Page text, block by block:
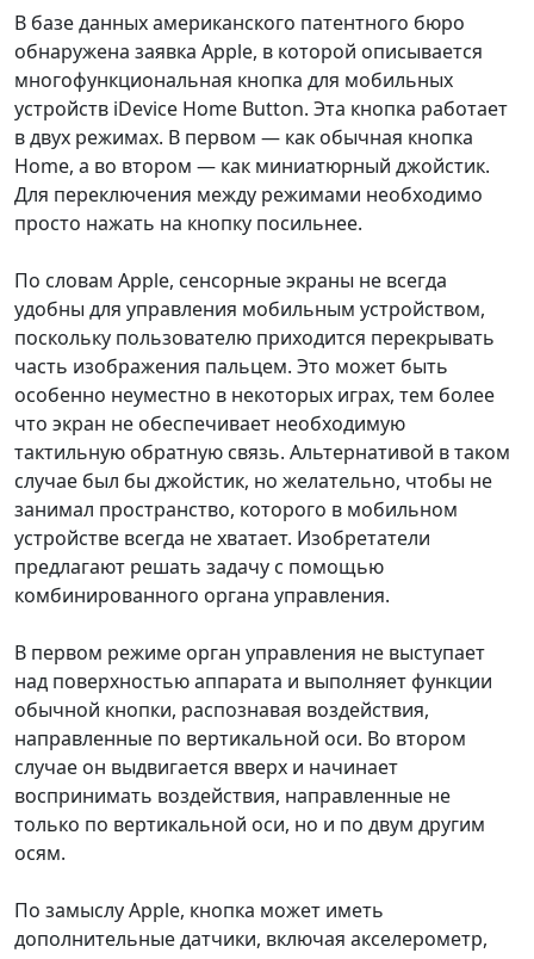
В базе данных американского патентного бюро
обнаружена заявка Apple, в которой описывается
многофункциональная кнопка для мобильных
устройств iDevice Home Button. Эта кнопка работает
в двух режимах. В первом — как обычная кнопка
Home, а во втором — как миниатюрный джойстик.
Для переключения между режимами необходимо
просто нажать на кнопку посильнее.
По словам Apple, сенсорные экраны не всегда
удобны для управления мобильным устройством,
поскольку пользователю приходится перекрывать
часть изображения пальцем. Это может быть
особенно неуместно в некоторых играх, тем более
что экран не обеспечивает необходимую
тактильную обратную связь. Альтернативой в таком
случае был бы джойстик, но желательно, чтобы не
занимал пространство, которого в мобильном
устройстве всегда не хватает. Изобретатели
предлагают решать задачу с помощью
комбинированного органа управления.
В первом режиме орган управления не выступает
над поверхностью аппарата и выполняет функции
обычной кнопки, распознавая воздействия,
направленные по вертикальной оси. Во втором
случае он выдвигается вверх и начинает
воспринимать воздействия, направленные не
только по вертикальной оси, но и по двум другим
осям.
По замыслу Apple, кнопка может иметь
дополнительные датчики, включая акселерометр,